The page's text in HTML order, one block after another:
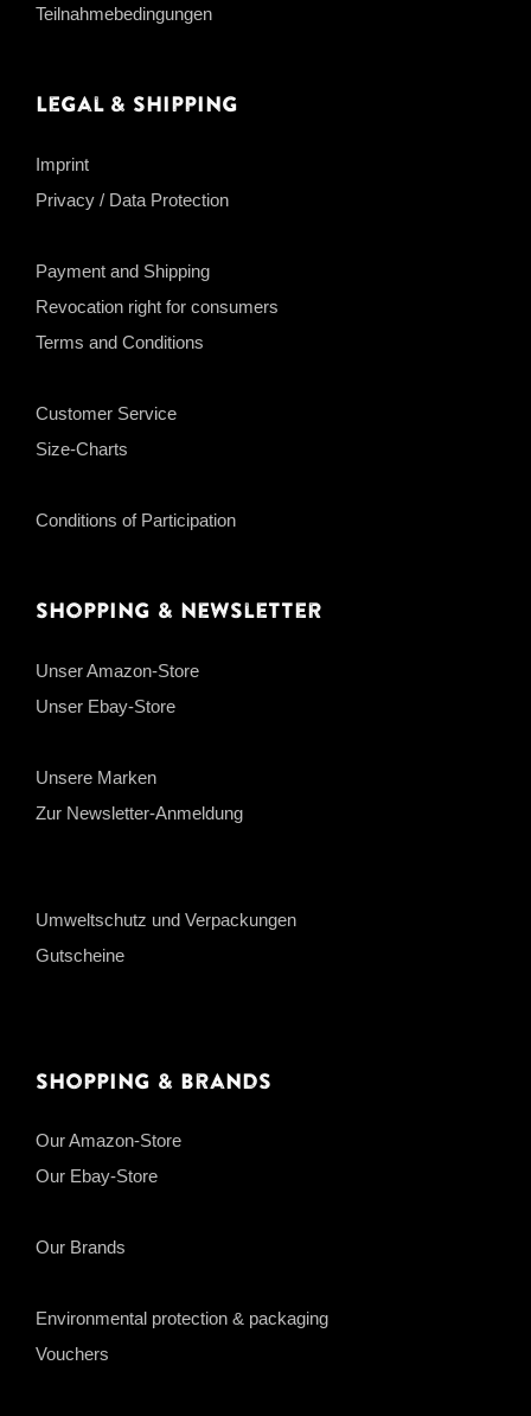
Teilnahmebedingungen
Legal & Shipping
Imprint
Privacy / Data Protection
Payment and Shipping
Revocation right for consumers
Terms and Conditions
Customer Service
Size-Charts
Conditions of Participation
Shopping & Newsletter
Unser Amazon-Store
Unser Ebay-Store
Unsere Marken
Zur Newsletter-Anmeldung
Umweltschutz und Verpackungen
Gutscheine
Shopping & Brands
Our Amazon-Store
Our Ebay-Store
Our Brands
Environmental protection & packaging
Vouchers